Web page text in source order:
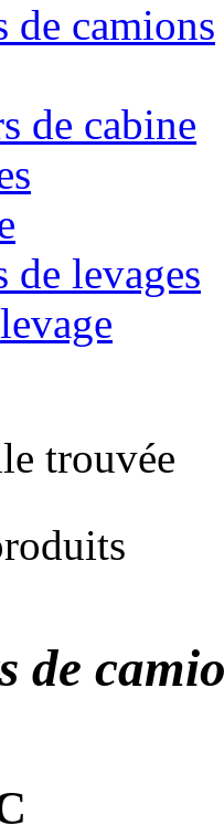
de camions
de cabine
de levages
trouvée
de